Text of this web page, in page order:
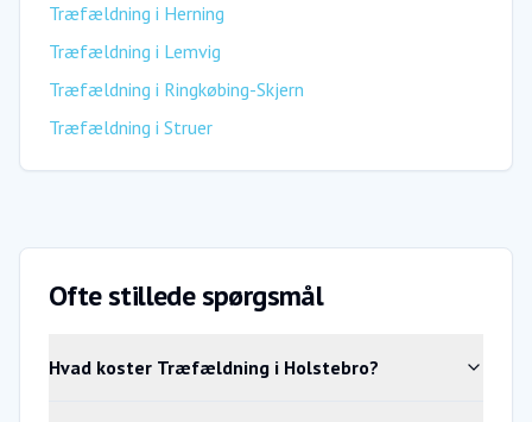
Træfældning i Herning
Træfældning i Lemvig
Træfældning i Ringkøbing-Skjern
Træfældning i Struer
Ofte stillede spørgsmål
Hvad koster Træfældning i Holstebro?